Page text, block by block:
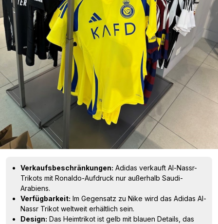
Verkaufsbeschränkungen: Adidas verkauft Al-Nassr-
Trikots mit Ronaldo-Aufdruck nur außerhalb Saudi-
Arabiens.
Verfügbarkeit: Im Gegensatz zu Nike wird das Adidas Al-
Nassr Trikot weltweit erhältlich sein.
Design: Das Heimtrikot ist gelb mit blauen Details, das